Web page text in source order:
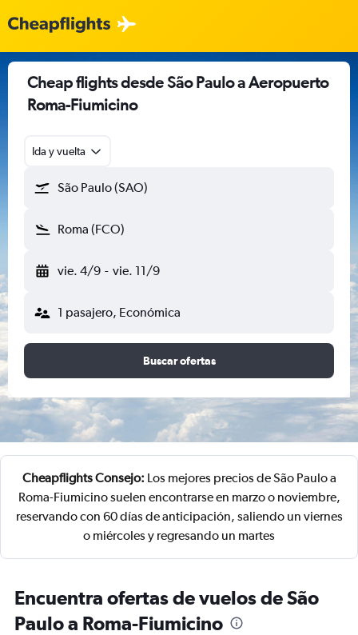
Cheap flights desde São Paulo a Aeropuerto
Roma-Fiumicino
Ida y vuelta
São Paulo (SAO)
Roma (FCO)
vie. 4/9 - vie. 11/9
1 pasajero, Económica
Buscar ofertas
Cheapflights Consejo: Los mejores precios de São Paulo a
Roma-Fiumicino suelen encontrarse en marzo o noviembre,
reservando con 60 días de anticipación, saliendo un viernes
o miércoles y regresando un martes
Encuentra ofertas de vuelos de São
Paulo a Roma-Fiumicino